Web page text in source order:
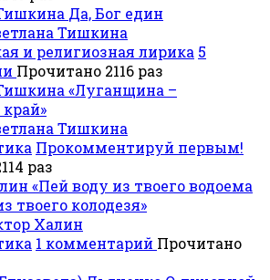
Да, Бог един
Тишкина
и религиозная лирика 5
Прочитано 2116 раз
«Луганщина –
Тишкина
Прокомментируй первым!
раз
«Пей воду из твоего водоема
твоего колодезя»
Халин
1 комментарий Прочитано